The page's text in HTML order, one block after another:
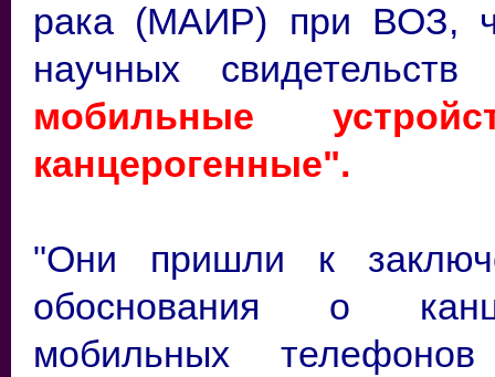
рака (МАИР) при ВОЗ,
научных свидетельств
мобильные
канцерогенные".
"Они пришли к
обоснования о
мобильных